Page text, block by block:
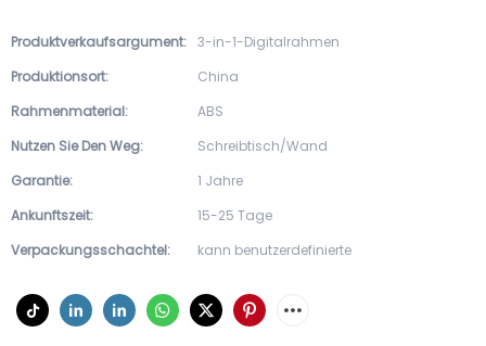
Produktverkaufsargument: 3-in-1-Digitalrahmen
Produktionsort:
China
Rahmenmaterial:
ABS
Nutzen Sie Den Weg:
Schreibtisch/Wand
Garantie:
1 Jahre
Ankunftszeit:
15-25 Tage
Verpackungsschachtel:
kann benutzerdefinierte